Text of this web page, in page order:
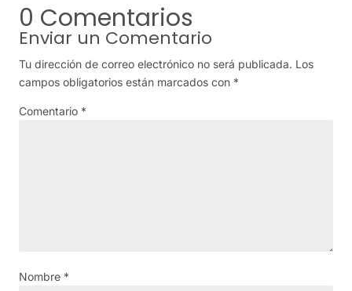
0 Comentarios
Enviar un Comentario
Tu dirección de correo electrónico no será publicada. Los
campos obligatorios están marcados con *
Comentario *
Nombre *